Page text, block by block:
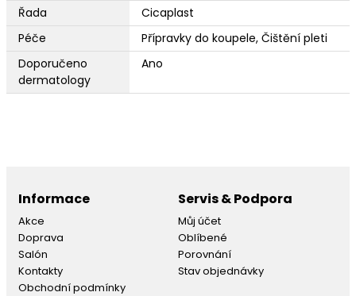
Řada
Cicaplast
Péče
Přípravky do koupele, Čištění pleti
Doporučeno
dermatology
Ano
Informace
Akce
Doprava
Salón
Kontakty
Obchodní podmínky
Servis & Podpora
Můj účet
Oblíbené
Porovnání
Stav objednávky